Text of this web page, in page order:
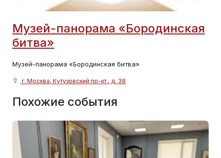
Музей-панорама «Бородинская
битва»
Музей-панорама «Бородинская битва»
г. Москва, Кутузовский пр-кт., д. 38
Похожие события